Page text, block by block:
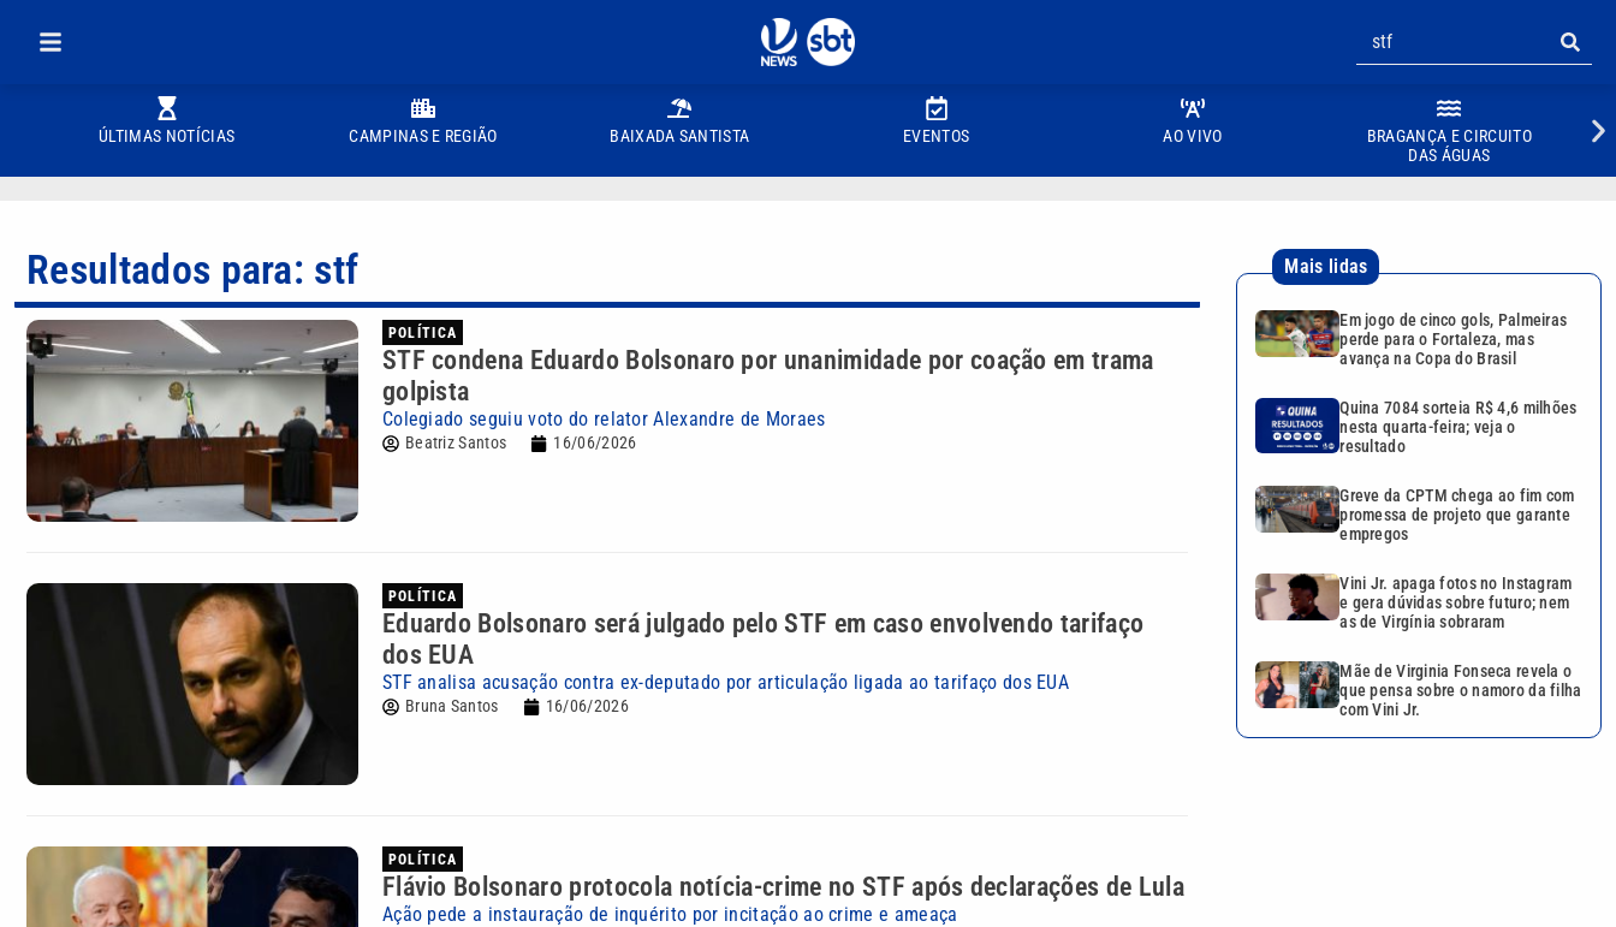
ÚLTIMAS NOTÍCIAS CAMPINAS E REGIÃO BAIXADA SANTISTA EVENTOS AO VIVO
BRAGANÇA E CIRCUITO
DAS ÁGUAS
Resultados para: stf
POLÍTICA
STF condena Eduardo Bolsonaro por unanimidade por coação em trama
golpista
Colegiado seguiu voto do relator Alexandre de Moraes
Beatriz Santos 16/06/2026
POLÍTICA
Eduardo Bolsonaro será julgado pelo STF em caso envolvendo tarifaço
dos EUA
STF analisa acusação contra ex-deputado por articulação ligada ao tarifaço dos EUA
Bruna Santos 16/06/2026
POLÍTICA
Flávio Bolsonaro protocola notícia-crime no STF após declarações de Lula
Ação pede a instauração de inquérito por incitação ao crime e ameaça
Mais lidas
Em jogo de cinco gols, Palmeiras
perde para o Fortaleza, mas
avança na Copa do Brasil
Quina 7084 sorteia R$ 4,6 milhões
nesta quarta-feira; veja o
resultado
Greve da CPTM chega ao fim com
promessa de projeto que garante
empregos
Vini Jr. apaga fotos no Instagram
e gera dúvidas sobre futuro; nem
as de Virgínia sobraram
Mãe de Virginia Fonseca revela o
que pensa sobre o namoro da filha
com Vini Jr.